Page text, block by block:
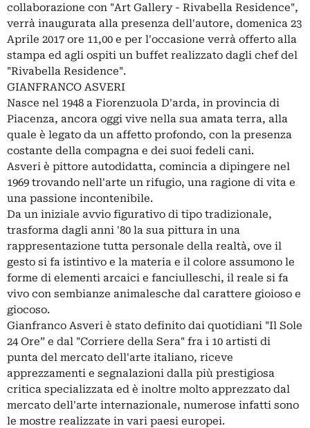
collaborazione con "Art Gallery - Rivabella Residence",
verrà inaugurata alla presenza dell'autore, domenica 23
Aprile 2017 ore 11,00 e per l'occasione verrà offerto alla
stampa ed agli ospiti un buffet realizzato dagli chef del
"Rivabella Residence".
GIANFRANCO ASVERI
Nasce nel 1948 a Fiorenzuola D'arda, in provincia di
Piacenza, ancora oggi vive nella sua amata terra, alla
quale è legato da un affetto profondo, con la presenza
costante della compagna e dei suoi fedeli cani.
Asveri è pittore autodidatta, comincia a dipingere nel
1969 trovando nell'arte un rifugio, una ragione di vita e
una passione incontenibile.
Da un iniziale avvio figurativo di tipo tradizionale,
trasforma dagli anni '80 la sua pittura in una
rappresentazione tutta personale della realtà, ove il
gesto si fa istintivo e la materia e il colore assumono le
forme di elementi arcaici e fanciulleschi, il reale si fa
vivo con sembianze animalesche dal carattere gioioso e
giocoso.
Gianfranco Asveri è stato definito dai quotidiani "Il Sole
24 Ore” e dal "Corriere della Sera" fra i 10 artisti di
punta del mercato dell'arte italiano, riceve
apprezzamenti e segnalazioni dalla più prestigiosa
critica specializzata ed è inoltre molto apprezzato dal
mercato dell'arte internazionale, numerose infatti sono
le mostre realizzate in vari paesi europei.